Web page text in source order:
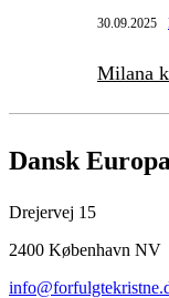
30.09.2025
Milana
Dansk
Drejervej 15
2400 København NV